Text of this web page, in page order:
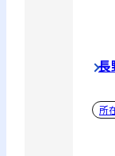
長
所